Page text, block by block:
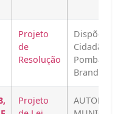
Projeto
de
Resolução
Dispõe
Cidadão
Pombal ao
Brandão
Projeto